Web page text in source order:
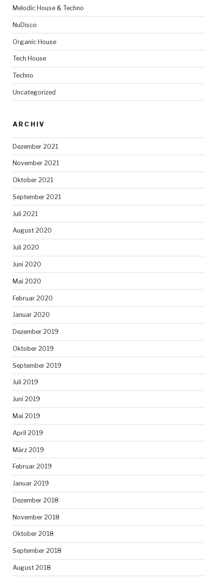
Melodic House & Techno
NuDisco
Organic House
Tech House
Techno
Uncategorized
ARCHIV
Dezember 2021
November 2021
Oktober 2021
September 2021
Juli 2021
August 2020
Juli 2020
Juni 2020
Mai 2020
Februar 2020
Januar 2020
Dezember 2019
Oktober 2019
September 2019
Juli 2019
Juni 2019
Mai 2019
April 2019
März 2019
Februar 2019
Januar 2019
Dezember 2018
November 2018
Oktober 2018
September 2018
August 2018